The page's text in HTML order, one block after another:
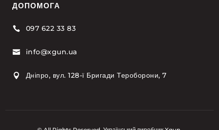
ДОПОМОГА
 097 622 33 83
 info@xgun.ua
 Дніпро, вул. 128-ї Бригади Тероборони, 7